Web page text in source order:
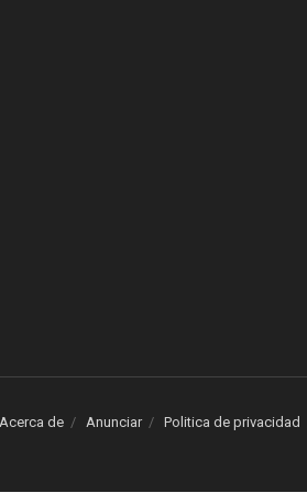
Acerca de Anunciar Politica de privacidad